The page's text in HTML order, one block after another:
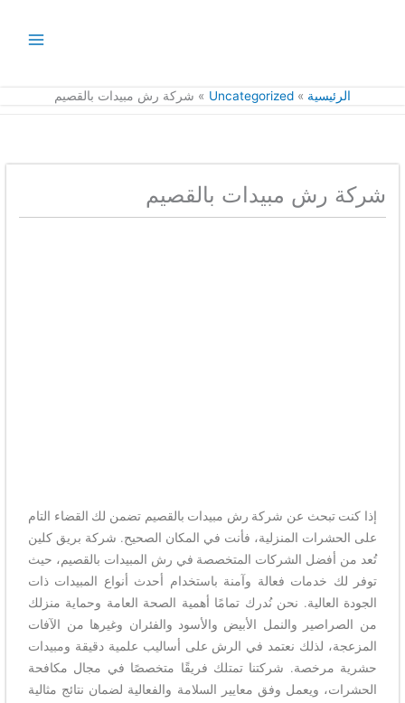
الرئيسية Uncategorized شركة رش مبيدات بالقصيم
شركة رش مبيدات بالقصيم
إذا كنت تبحث عن شركة رش مبيدات بالقصيم تضمن لك القضاء التام
على الحشرات المنزلية، فأنت في المكان الصحيح. شركة بريق كلين
تُعد من أفضل الشركات المتخصصة في رش المبيدات بالقصيم، حيث
توفر لك خدمات فعالة وآمنة باستخدام أحدث أنواع المبيدات ذات
الجودة العالية. نحن نُدرك تمامًا أهمية الصحة العامة وحماية منزلك
من الصراصير والنمل الأبيض والأسود والفئران وغيرها من الآفات
المزعجة، لذلك نعتمد في الرش على أساليب علمية دقيقة ومبيدات
حشرية مرخصة. شركتنا تمتلك فريقًا متخصصًا في مجال مكافحة
الحشرات، ويعمل وفق معايير السلامة والفعالية لضمان نتائج مثالية